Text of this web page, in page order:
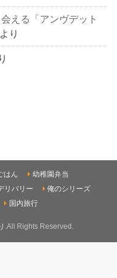
える「アンヴデット
より
はん
幼稚園弁当
リバリー
俺のシリーズ
国内旅行
.All Rights Reserved.